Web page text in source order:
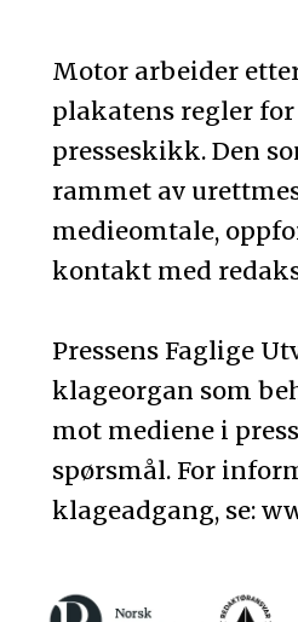
Motor arbeider
plakatens regler
presseskikk. Den
rammet av
medieomtale,
kontakt med
Pressens Faglige
klageorgan som
mot mediene i
spørsmål. For
klageadgang, se: